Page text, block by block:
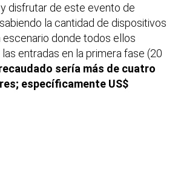
disfrutar de este evento de
la cantidad de dispositivos
escenario donde todos ellos
las entradas en la primera fase (20
sería más de cuatro
específicamente US$